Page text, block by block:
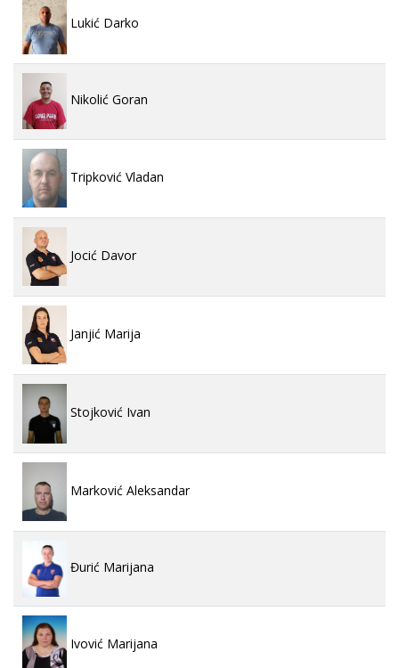
Lukić Darko
Nikolić Goran
Tripković Vladan
Jocić Davor
Janjić Marija
Stojković Ivan
Marković Aleksandar
Đurić Marijana
Ivović Marijana